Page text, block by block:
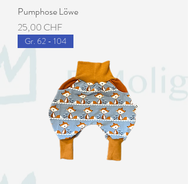
Pumphose Löwe
Preis
25,00 CHF
Gr. 62 - 104